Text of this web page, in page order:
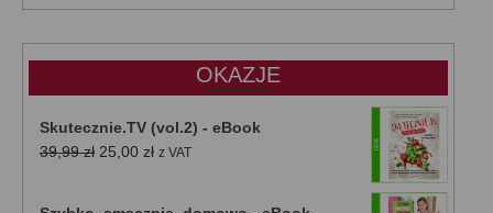
wynosiła:wynosi:
OKAZJE
Skutecznie.TV (vol.2) - eBook
39,99zł Pierwotna
25,00 złAktualna
z VAT